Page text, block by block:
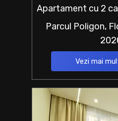
Apartament cu 2
Parcul Poligon,
Vezi mai